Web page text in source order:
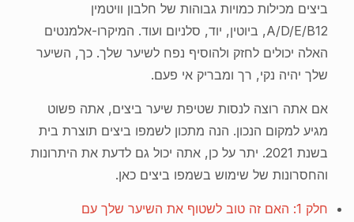
ביצים מכילות כמויות גבוהות של חלבון וויטמין
A/D/E/B12, ביוטין, יוד, סלניום ועוד. המיקרו-אלמנטים
האלה יכולים לחזק ולהוסיף נפח לשיער שלך. כך, השיער
שלך יהיה נקי, רך ומבריק אי פעם.
אם אתה רוצה לנסות שטיפת שיער ביצים, אתה פשוט
מגיע למקום הנכון. הנה מתכון לשמפו ביצים תוצרת בית
בשנת 2021. יתר על כן, אתה יכול גם לדעת את היתרונות
והחסרונות של שימוש בשמפו ביצים כאן.
חלק 1: האם זה טוב לשטוף את השיער שלך עם